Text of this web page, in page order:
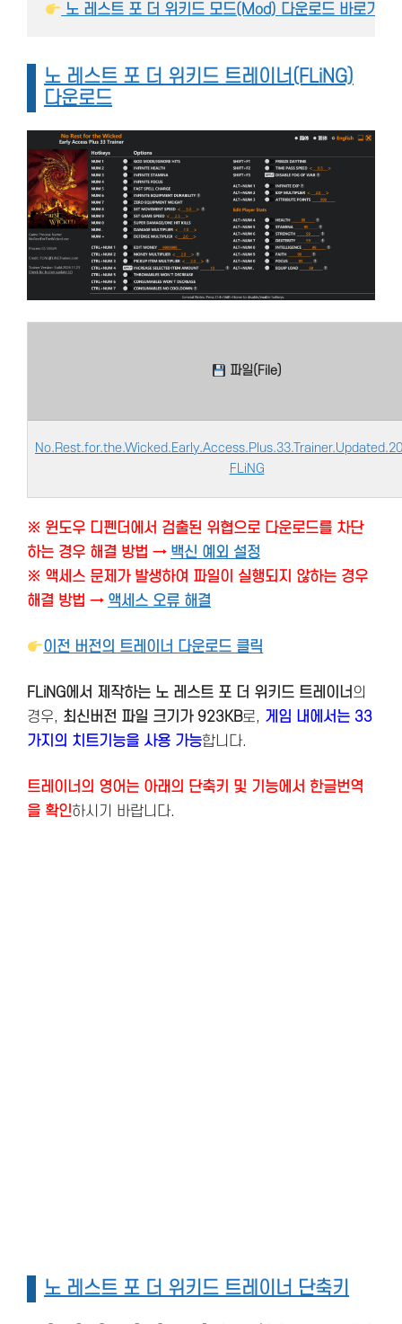
노 레스트 포 더 위키드 모드(Mod) 다운로드 바로가기
노 레스트 포 더 위키드 트레이너(FLiNG)
다운로드
파일(File)
FLiNG
※ 윈도우 디펜더에서 검출된 위협으로 다운로드를 차단
하는 경우 해결 방법 → 백신 예외 설정
※ 액세스 문제가 발생하여 파일이 실행되지 않하는 경우
해결 방법 → 액세스 오류 해결
이전 버전의 트레이너 다운로드 클릭
FLiNG에서 제작하는 노 레스트 포 더 위키드 트레이너 의
경우, 최신버전 파일 크기가 923KB로, 게임 내에서는 33
가지의 치트기능을 사용 가능합니다.
트레이너의 영어는 아래의 단축키 및 기능에서 한글번역
을 확인하시기 바랍니다.
노 레스트 포 더 위키드 트레이너 단축키